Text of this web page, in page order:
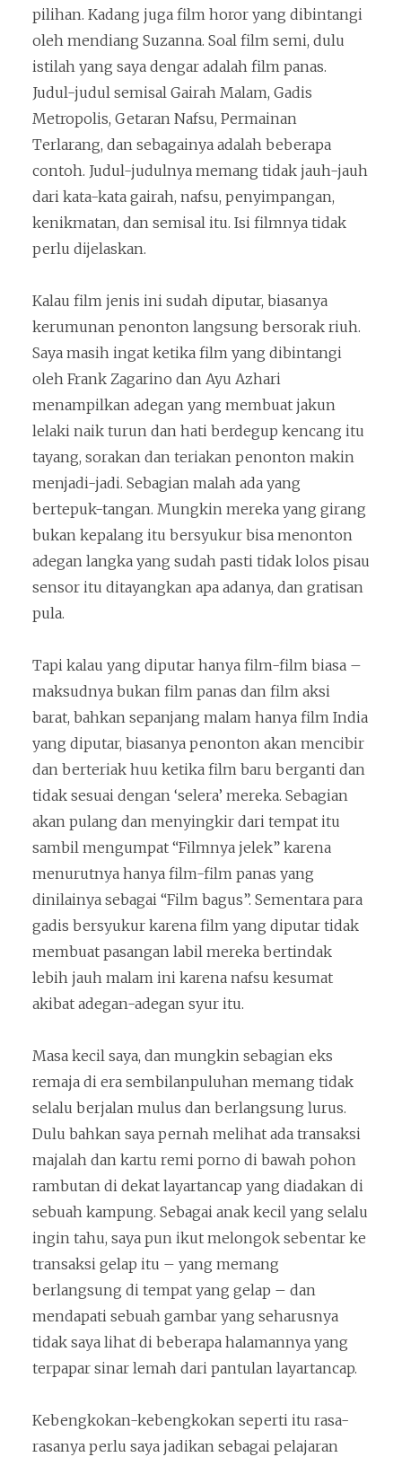
pilihan. Kadang juga film horor yang dibintangi
oleh mendiang Suzanna. Soal film semi, dulu
istilah yang saya dengar adalah film panas.
Judul-judul semisal Gairah Malam, Gadis
Metropolis, Getaran Nafsu, Permainan
Terlarang, dan sebagainya adalah beberapa
contoh. Judul-judulnya memang tidak jauh-jauh
dari kata-kata gairah, nafsu, penyimpangan,
kenikmatan, dan semisal itu. Isi filmnya tidak
perlu dijelaskan.
Kalau film jenis ini sudah diputar, biasanya
kerumunan penonton langsung bersorak riuh.
Saya masih ingat ketika film yang dibintangi
oleh Frank Zagarino dan Ayu Azhari
menampilkan adegan yang membuat jakun
lelaki naik turun dan hati berdegup kencang itu
tayang, sorakan dan teriakan penonton makin
menjadi-jadi. Sebagian malah ada yang
bertepuk-tangan. Mungkin mereka yang girang
bukan kepalang itu bersyukur bisa menonton
adegan langka yang sudah pasti tidak lolos pisau
sensor itu ditayangkan apa adanya, dan gratisan
pula.
Tapi kalau yang diputar hanya film-film biasa –
maksudnya bukan film panas dan film aksi
barat, bahkan sepanjang malam hanya film India
yang diputar, biasanya penonton akan mencibir
dan berteriak huu ketika film baru berganti dan
tidak sesuai dengan ‘selera’ mereka. Sebagian
akan pulang dan menyingkir dari tempat itu
sambil mengumpat “Filmnya jelek” karena
menurutnya hanya film-film panas yang
dinilainya sebagai “Film bagus”. Sementara para
gadis bersyukur karena film yang diputar tidak
membuat pasangan labil mereka bertindak
lebih jauh malam ini karena nafsu kesumat
akibat adegan-adegan syur itu.
Masa kecil saya, dan mungkin sebagian eks
remaja di era sembilanpuluhan memang tidak
selalu berjalan mulus dan berlangsung lurus.
Dulu bahkan saya pernah melihat ada transaksi
majalah dan kartu remi porno di bawah pohon
rambutan di dekat layartancap yang diadakan di
sebuah kampung. Sebagai anak kecil yang selalu
ingin tahu, saya pun ikut melongok sebentar ke
transaksi gelap itu – yang memang
berlangsung di tempat yang gelap – dan
mendapati sebuah gambar yang seharusnya
tidak saya lihat di beberapa halamannya yang
terpapar sinar lemah dari pantulan layartancap.
Kebengkokan-kebengkokan seperti itu rasa-
rasanya perlu saya jadikan sebagai pelajaran